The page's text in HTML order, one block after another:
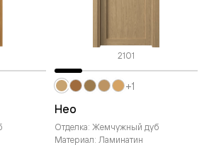
2101
Нео
Отделка: Жемчужный дуб
Материал: Ламинатин
+1